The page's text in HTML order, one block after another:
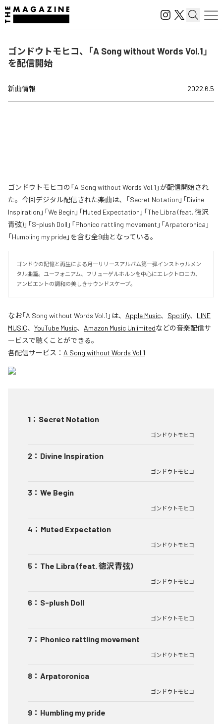
ゴンドウトモヒコ、「A Song without Words Vol.1」
を配信開始
新曲情報 2022.6.5
ゴンドウトモヒコの「A Song without Words Vol.1」が配信開始され
た。今回デジタル配信された楽曲は、「Secret Notation」「Divine
Inspiration」「We Begin」「Muted Expectation」「The Libra (feat. 徳沢
青弦)」「S-plush Doll」「Phonico rattling movement」「Arpatoronica」
「Humbling my pride」を含む全9曲となっている。
ゴンドウの記憶と再生による月一リリースアルバム第一弾インストゥルメン
タル曲篇。ユーフォニアム、フリューゲルホルンを中心にエレクトロニカ、
アンビエントの調和の美しきサウンドスケープ。
なお「A Song without Words Vol.1 」は、 Apple Music、 Spotify、 LINE
MUSIC、 YouTube Music、 Amazon Music Unlimitedなどの音楽配信サ
ービスで聴くことができる。
各配信サービス： A Song without Words Vol.1
1 ： Secret Notation
ゴンドウトモヒコ
2 ： Divine Inspiration
ゴンドウトモヒコ
3 ： We Begin
ゴンドウトモヒコ
4 ： Muted Expectation
ゴンドウトモヒコ
5 ： The Libra (feat. 徳沢青弦)
ゴンドウトモヒコ
6 ： S-plush Doll
ゴンドウトモヒコ
7 ： Phonico rattling movement
ゴンドウトモヒコ
8 ： Arpatoronica
ゴンドウトモヒコ
9 ： Humbling my pride